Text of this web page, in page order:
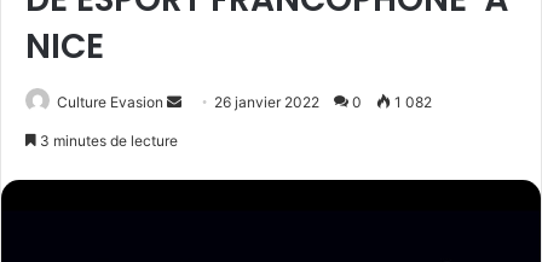
NICE
Culture Evasion
Envoyer26 janvier 2022 0 1 082
3 minutes de lecture